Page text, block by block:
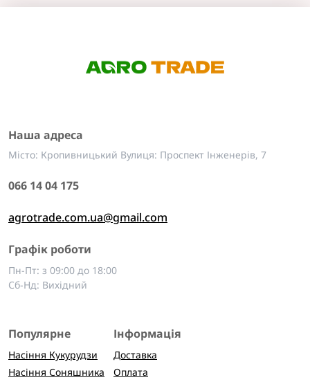
Наша адреса
Місто: Кропивницький Вулиця: Проспект Інженерів, 7
066 14 04 175
agrotrade.com.ua@gmail.com
Графік роботи
Пн-Пт: з 09:00 до 18:00
Сб-Нд: Вихідний
Популярне
Насіння Кукурудзи
Насіння Соняшника
Інформація
Доставка
Оплата